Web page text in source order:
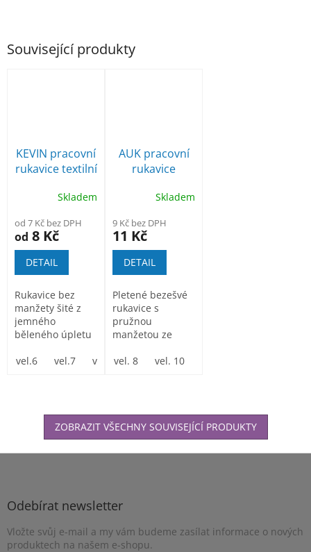
Související produkty
KEVIN pracovní
rukavice textilní
Skladem
od 7 Kč bez DPH
od 8 Kč
DETAIL
Rukavice bez
manžety šité z
jemného
běleného úpletu
vel.6
vel.7 vel.8 vel.9 vel. 10
AUK pracovní
rukavice
Skladem
9 Kč bez DPH
11 Kč
DETAIL
Pletené bezešvé
rukavice s
pružnou
manžetou ze
polyester/bavlna.
vel. 8 vel. 10
ZOBRAZIT VŠECHNY SOUVISEJÍCÍ PRODUKTY
Z
Odebírat newsletter
Vložte svůj e-mail a my vám budeme zasílat informace o nových
produktech na našem e-shopu.